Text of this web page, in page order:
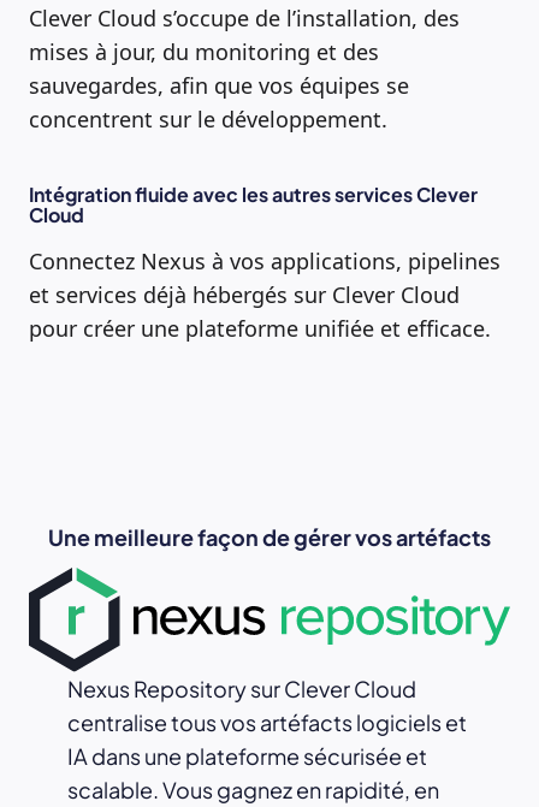
Clever Cloud s’occupe de l’installation, des
mises à jour, du monitoring et des
sauvegardes, afin que vos équipes se
concentrent sur le développement.
Intégration fluide avec les autres services Clever
Cloud
Connectez Nexus à vos applications, pipelines
et services déjà hébergés sur Clever Cloud
pour créer une plateforme unifiée et efficace.
Une meilleure façon de gérer vos artéfacts
Nexus Repository sur Clever Cloud
centralise tous vos artéfacts logiciels et
IA dans une plateforme sécurisée et
scalable. Vous gagnez en rapidité, en